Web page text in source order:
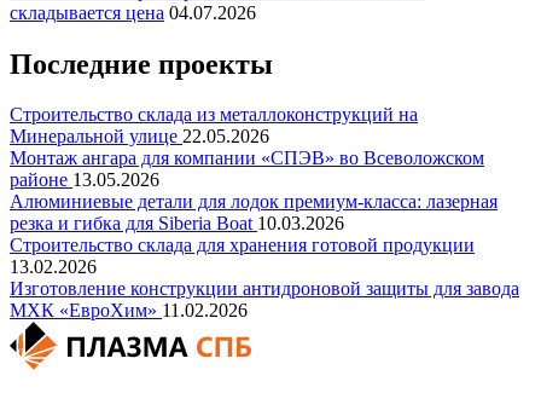
складывается цена 04.07.2026
Последние проекты
Строительство склада из металлоконструкций на
Минеральной улице 22.05.2026
Монтаж ангара для компании «СПЭВ» во Всеволожском
районе 13.05.2026
Алюминиевые детали для лодок премиум-класса: лазерная
резка и гибка для Siberia Boat 10.03.2026
Строительство склада для хранения готовой продукции
13.02.2026
Изготовление конструкции антидроновой защиты для завода
МХК «ЕвроХим» 11.02.2026